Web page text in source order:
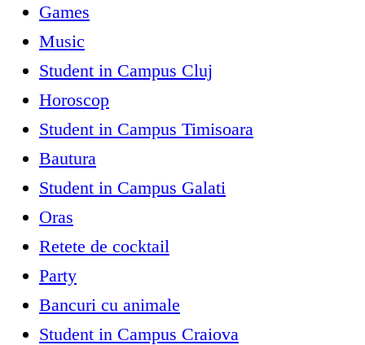
Games
Music
Student in Campus Cluj
Horoscop
Student in Campus Timisoara
Bautura
Student in Campus Galati
Oras
Retete de cocktail
Party
Bancuri cu animale
Student in Campus Craiova